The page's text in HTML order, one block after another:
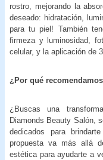
rostro, mejorando la
deseado: hidratación,
para tu piel! También
firmeza y luminosidad,
celular, y la aplicación de
¿Por qué
¿Buscas una
Diamonds Beauty Salón,
dedicados para
propuesta va más allá
estética para ayudarte a